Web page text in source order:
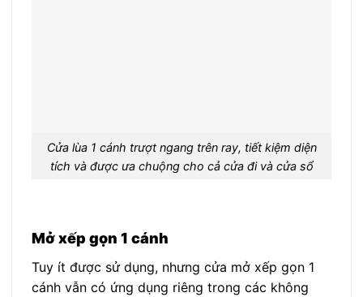
Cửa lùa 1 cánh trượt ngang trên ray, tiết kiệm diện
tích và được ưa chuộng cho cả cửa đi và cửa sổ
Mở xếp gọn 1 cánh
Tuy ít được sử dụng, nhưng cửa mở xếp gọn 1
cánh vẫn có ứng dụng riêng trong các không